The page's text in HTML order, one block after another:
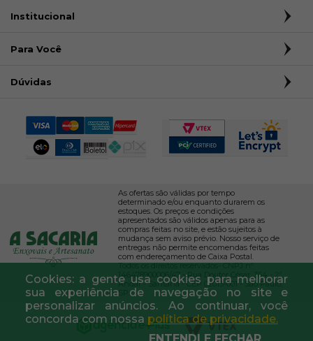
Cookies: a gente usa cookies para melhorar
sua experiência de navegação no site e
personalizar anúncios. Ao continuar, você
concorda com nossa política de privacidade.
Institucional
Para Você
Dúvidas
As ofertas são válidas por tempo
determinado e/ou enquanto durarem os
estoques. Os preços e condições
apresentados são válidos apenas para as
compras feitas no site, e estão sujeitos à
mudança sem aviso prévio. Nosso serviço de
entregas não permite encomendas feitas
com endereçamento de Caixa Postal.
Todos os direitos reservados- CNPJ nº
146478900006/47 - Rua Doutor César, 364 - 2º
Andar - Santana - CEP 02013-001 - São Paulo,
SP.